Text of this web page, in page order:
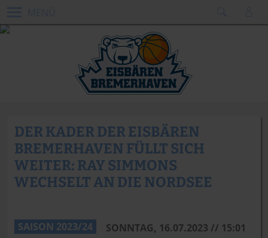
DER KADER DER EISBÄREN
BREMERHAVEN FÜLLT SICH
WEITER: RAY SIMMONS
WECHSELT AN DIE NORDSEE
SAISON 2023/24
SONNTAG, 16.07.2023 // 15:01